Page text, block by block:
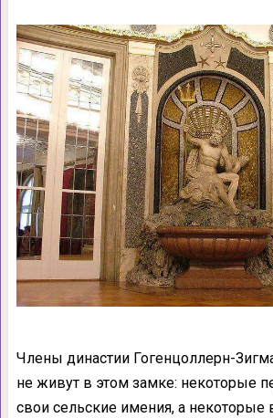
Члены династии Гогенцоллерн-
не живут в этом замке: некоторые
свои сельские имения, а некоторые